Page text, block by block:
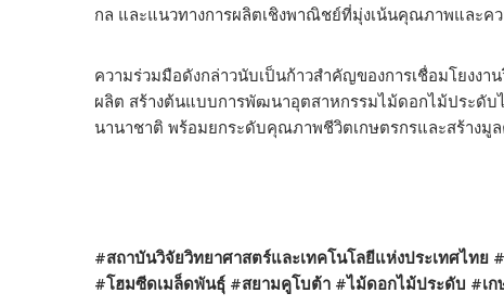
กล และแนวทางการผลิตเชิงพาณิชย์ที่มุ่งเน้นคุณภาพและค
ความร่วมมือดังกล่าวนับเป็นก้าวสำคัญของการเชื่อมโยงง
ผลิต สร้างต้นแบบการพัฒนาอุตสาหกรรมไม้ดอกไม้ประดั
นานาชาติ พร้อมยกระดับคุณภาพชีวิตเกษตรกรและสร้างมู
#สถาบันวิจัยวิทยาศาสตร์และเทคโนโลยีแห่งประเทศไท
#โฮมซีดเมล็ดพันธุ์ #สยามคูโบต้า #ไม้ดอกไม้ประดับ #เก